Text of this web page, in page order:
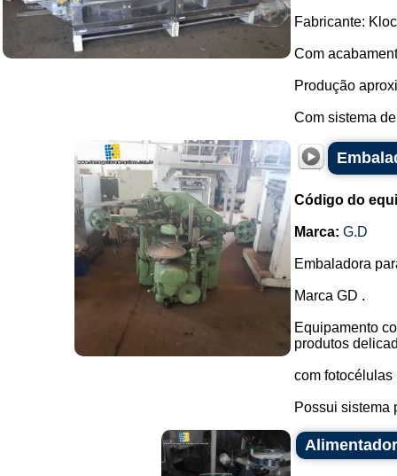
Fabricante:
Com
Produção
Com sistema
Código do
Marca: G.D
Embaladora
Marca GD .
Equipamento
produtos
com fotocélulas
Possui sistema